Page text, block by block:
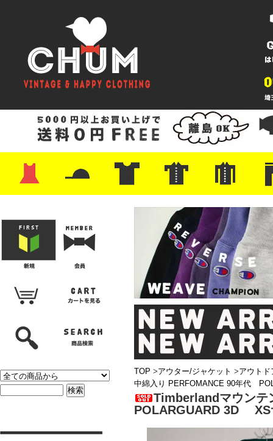
・レザーシューズ/スニーカー
・プリントTシャツ
・バンド/ツアー
・キャラクター
・Nike/adidas/スポーツ
・チャンピオン
・サーフ/スケート
・ボーダー/総柄/無地
・フットボール/リンガー
・タンクトップ/NBA・ポロシャツ
・半袖シャツ
・アロハ/サーフ/ボーリング
・ラルフ/ブランド
・無地/チェック/ストラ
・ワーク/ミリタリー/ウ
・ネル/ウール ・ショ
・アウ
・ジー
・
・ミリ
・コー
・コッ
・オー
・ジャ
ン
TOP >アウター/ジャケット >アウト
中綿入り PERFOMANCE 90年代
Timberlandマウン
POLARGUARD 3D XS